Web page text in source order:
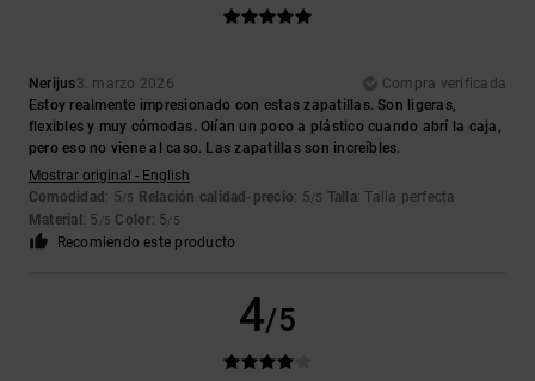
Nerijus3. marzo 2026
Compra verificada
Estoy realmente impresionado con estas zapatillas. Son ligeras,
flexibles y muy cómodas. Olían un poco a plástico cuando abrí la caja,
pero eso no viene al caso. Las zapatillas son increíbles.
Mostrar original - English
Comodidad : 5/5 Relación calidad-precio: 5/5 Talla: Talla perfecta
Material : 5 /5 Color: 5/5
Recomiendo este producto
4/5